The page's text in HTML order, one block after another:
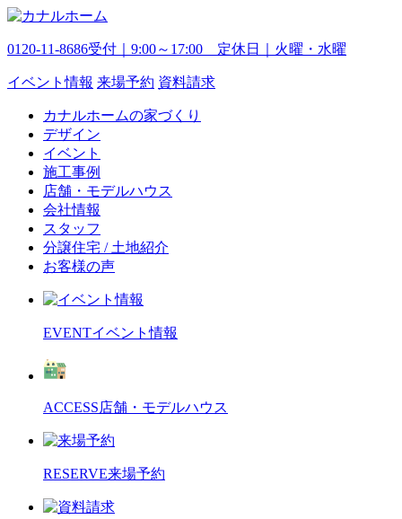
0120-11-8686受付｜9:00～17:00 定休日｜火曜・水曜
イベント情報 来場予約 資料請求
カナルホームの家づくり
デザイン
イベント
施工事例
店舗・モデルハウス
会社情報
スタッフ
分譲住宅 / 土地紹介
お客様の声
EVENTイベント情報
ACCESS店舗・モデルハウス
RESERVE来場予約